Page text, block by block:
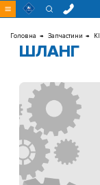
Перейти
до
Головна Запчастини
ШЛАНГ